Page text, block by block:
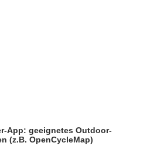
App: geeignetes Outdoor-
(z.B. OpenCycleMap)